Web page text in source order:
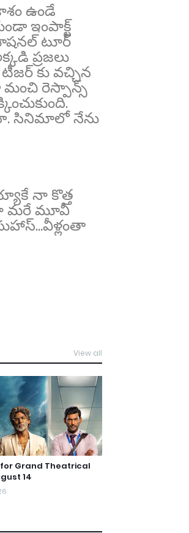
ఉండే
ఇంపాక్ట్
టూర్
ప్రజలు
కు వచ్చిన
మంచి రెస్పాన్స్
సినిమాలో నేను
నా కొత్త
మరే మూవీ
View all
Grand Theatrical
14